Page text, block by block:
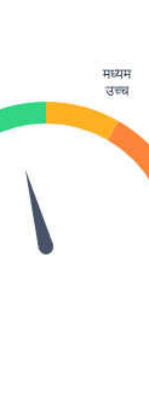
मध्यम
उच्च